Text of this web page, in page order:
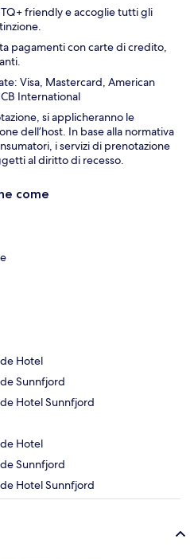
friendly e accoglie tutti gli
pagamenti con carte di credito,
Visa, Mastercard, American
International
si applicheranno le
dell’host. In base alla normativa
i servizi di prenotazione
al diritto di recesso.
come
Hotel
Sunnfjord
Hotel Sunnfjord
Hotel
Sunnfjord
Hotel Sunnfjord